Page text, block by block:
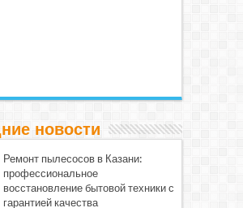
новости
Ремонт пылесосов в Казани:
профессиональное
восстановление бытовой техники с
гарантией качества